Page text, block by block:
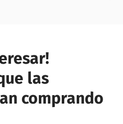
las
comprando